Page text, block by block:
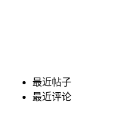
最近帖子
最近评论